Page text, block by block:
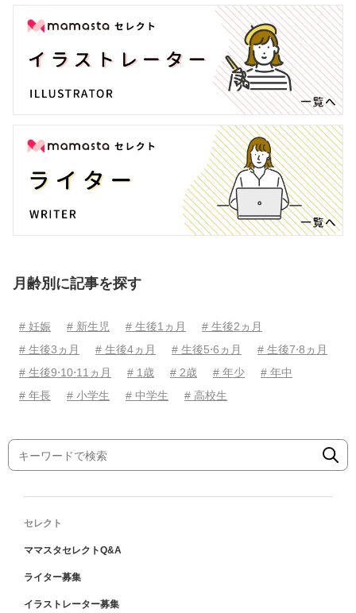
月齢別に記事を探す
# 妊娠 # 新生児 # 生後1ヵ月
# 生後2ヵ月
# 生後3ヵ月
# 生後4ヵ月 # 生後5⋅6ヵ月
# 生後7⋅8ヵ月
# 生後9⋅10⋅11ヵ月
# 1歳 # 2歳 # 年少
# 年中
# 年長
# 小学生 # 中学生 # 高校生
セレクト
ママスタセレクトQ&A
ライター募集
イラストレーター募集